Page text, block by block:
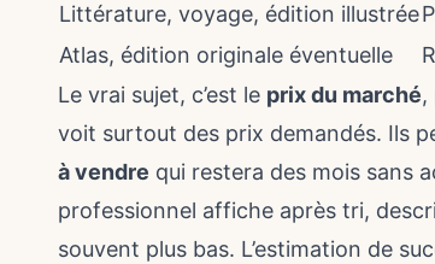
Littérature, voyage, édition illustrée
Atlas, édition originale éventuelle
Le vrai sujet, c’est le prix du marché,
voit surtout des prix demandés. Ils
à vendre qui restera des mois sans
professionnel affiche après tri,
souvent plus bas. L’estimation de